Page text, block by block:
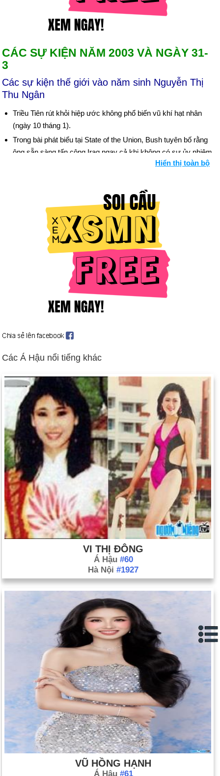
CÁC SỰ KIỆN NĂM 2003 VÀ NGÀY 31-
3
Các sự kiện thế giới vào năm sinh Nguyễn Thị
Thu Ngân
Triều Tiên rút khỏi hiệp ước không phổ biến vũ khí hạt nhân
(ngày 10 tháng 1).
Trong bài phát biểu tại State of the Union, Bush tuyên bố rằng
ông sẵn sàng tấn công Iraq ngay cả khi không có sự ủy nhiệm
của Liên hợp quốc (ngày 28 tháng 1). (Để biết tường thuật về
Ariel Sharon được bầu làm thủ tướng Israel (ngày 29 tháng 1).
Cuộc tổng đình công kéo dài 9 tuần ở Venezuela kêu gọi Tổng
thống Chavez từ chức đã kết thúc trong thất bại (ngày 2 tháng
Hoa Kỳ Ngoại trưởng Powell trình bày lý do chiến tranh của
Iraq với LHQ, viện dẫn rằng WMD của họ là mối đe dọa sắp
xảy ra đối với an ninh thế giới (ngày 5 tháng 2).
Hoa Kỳ và Anh phát động chiến tranh chống lại Iraq (ngày 19
tháng 3). Xem thêm dòng thời gian chiến tranh Iraq.
Thủ tướng đầu tiên của Palestine, Mahmoud Abbas, tuyên thệ
"Bản đồ chỉ đường" do Hoa Kỳ hậu thuẫn được đề xuất cho
Trung Đông (ngày 30 tháng 4). Bối cảnh
Hoa Kỳ tuyên bố chính thức chấm dứt các hoạt động chiến
đấu ở Iraq (ngày 1 tháng 5).
Những kẻ khủng bố tấn công ở Ả-rập Xê-út, giết chết 34 người
tại khu Western; Al-Qaeda bị tình nghi (ngày 12 tháng 5).
Lãnh đạo phe đối lập Miến Điện Aung San Suu Kyi một lần nữa
bị chế độ quân sự quản thúc tại gia (ngày 30 tháng 5).
Cơ quan Năng lượng Nguyên tử Quốc tế (IAEA) phát hiện ra
các hoạt động hạt nhân được che giấu của Iran và kêu gọi
tăng cường thanh tra (ngày 18 tháng 6).
Các nhóm chiến binh Palestine tuyên bố ngừng bắn đối với
Israel (ngày 29 tháng 6).
Tổng thống chuyên quyền của Liberia Charles Taylor buộc phải
rời khỏi đất nước bị tàn phá bởi nội chiến (ngày 11 tháng 8).
NATO đảm nhận quyền kiểm soát lực lượng gìn giữ hòa bình
ở Afghanistan (ngày 11 tháng 8). Bối cảnh
Libya nhận lỗi về vụ đánh bom năm 1988 trên chuyến bay qua
Lockerbie, Scotland; đồng ý trả 2,7 tỷ đô la cho gia đình của
270 nạn nhân (ngày 15 tháng 8).
Đánh bom liều chết phá hủy trụ sở Liên Hợp Quốc ở Baghdad,
giết chết 24 người, trong đó có đặc phái viên hàng đầu Sergio
Vieira de Mello (ngày 19 tháng 8).
Vụ đánh bom liều chết của người Palestine ở Jerusalem giết
chết 20 người Israel, trong đó có 6 trẻ em (ngày 19 tháng 8).
Sau khi Israel trả đũa vụ đánh bom liều chết bằng cách giết
chết thành viên hàng đầu của Hamas, các nhóm chiến binh
Palestine chính thức rút khỏi lệnh ngừng bắn có hiệu lực kể từ
ngày 29 tháng 6 (24 tháng 8).
Thủ tướng Palestine Mahmoud Abbas từ chức; "bản đồ" dẫn
đến hòa bình sụp đổ một cách hiệu quả (ngày 6 tháng 9). Bối
Hiển thị toàn bộ
Các Á Hậu nổi tiếng khác
VI THỊ ĐÔNG
Á Hậu #60
Hà Nội #1927
VŨ HỒNG HẠNH
Á Hậu #61